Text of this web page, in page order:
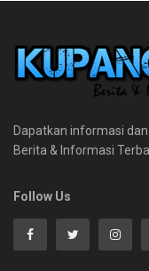
Dapatkan informasi
Berita & Informasi
Follow Us